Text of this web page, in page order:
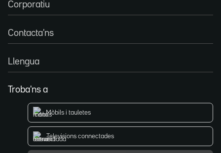
Corporatiu
Contacta'ns
Llengua
Troba'ns a
Mòbils i tauletes
Televisions connectades